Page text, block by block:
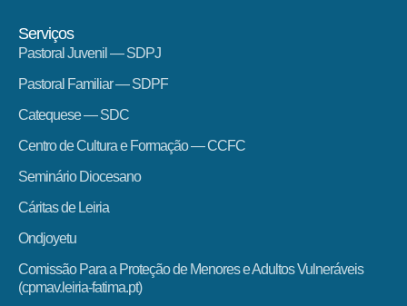
Serviços
Pastoral Juvenil — SDPJ
Pastoral Familiar — SDPF
Catequese — SDC
Centro de Cultura e Formação — CCFC
Seminário Diocesano
Cáritas de Leiria
Ondjoyetu
Comissão Para a Proteção de Menores e Adultos Vulneráveis
(cpmav.leiria-fatima.pt)